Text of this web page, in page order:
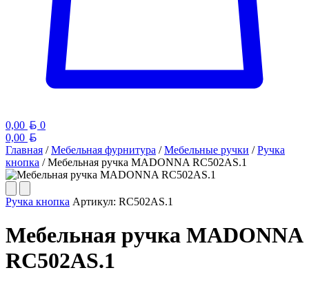
0,00 Белорусский рубль
0
0,00
Главная /Мебельная фурнитура /Мебельные ручки /Ручка
кнопка / Мебельная ручка MADONNA RC502AS.1
Ручка кнопка Артикул: RC502AS.1
Мебельная ручка MADONNA
RC502AS.1